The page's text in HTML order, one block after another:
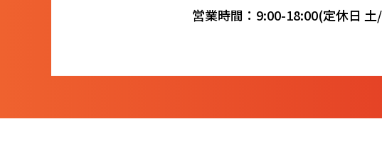
営業時間：9:00-18:00(定休日 土/